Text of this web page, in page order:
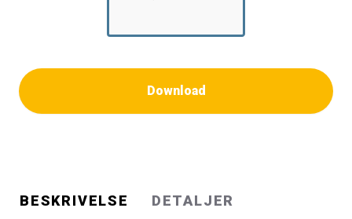
Download
BESKRIVELSE DETALJER